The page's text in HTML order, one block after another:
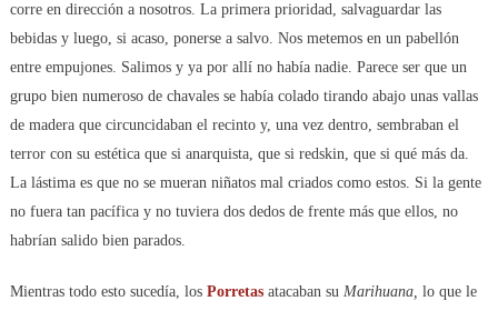
corre en dirección a nosotros. La primera prioridad, salvaguardar las
bebidas y luego, si acaso, ponerse a salvo. Nos metemos en un pabellón
entre empujones. Salimos y ya por allí no había nadie. Parece ser que un
grupo bien numeroso de chavales se había colado tirando abajo unas vallas
de madera que circuncidaban el recinto y, una vez dentro, sembraban el
terror con su estética que si anarquista, que si redskin, que si qué más da.
La lástima es que no se mueran niñatos mal criados como estos. Si la gente
no fuera tan pacífica y no tuviera dos dedos de frente más que ellos, no
habrían salido bien parados.
Mientras todo esto sucedía, los Porretasatacaban su Marihuana, lo que le